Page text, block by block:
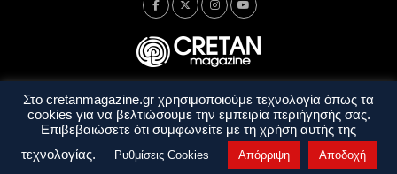
Ταυτότητα Πολιτική Απορρήτου
Όροι Χρήσης
Όροι και Προϋποθέσεις
Στο cretanmagazine.gr χρησιμοποιούμε τεχνολογία όπως τα
cookies για να βελτιώσουμε την εμπειρία περιήγησής σας.
Επιβεβαιώσετε ότι συμφωνείτε με τη χρήση αυτής της
τεχνολογίας.
Ρυθμίσεις Cookies Απόρριψη Αποδοχή